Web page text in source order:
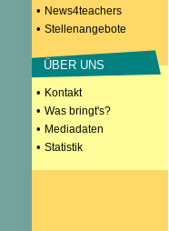
• News4teachers
• Stellenangebote
ÜBER UNS
• Kontakt
• Was bringt's?
• Mediadaten
• Statistik